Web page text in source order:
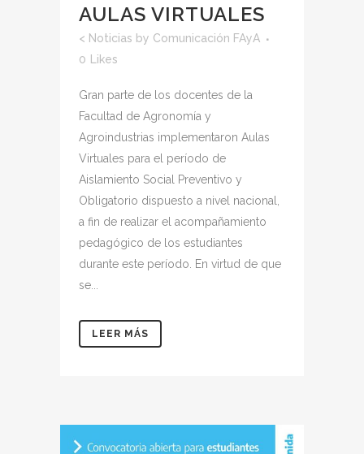
AULAS VIRTUALES
< Noticias by Comunicación FAyA
0
Likes
Gran parte de los docentes de la
Facultad de Agronomía y
Agroindustrias implementaron Aulas
Virtuales para el período de
Aislamiento Social Preventivo y
Obligatorio dispuesto a nivel nacional,
a fin de realizar el acompañamiento
pedagógico de los estudiantes
durante este período. En virtud de que
se...
LEER MÁS